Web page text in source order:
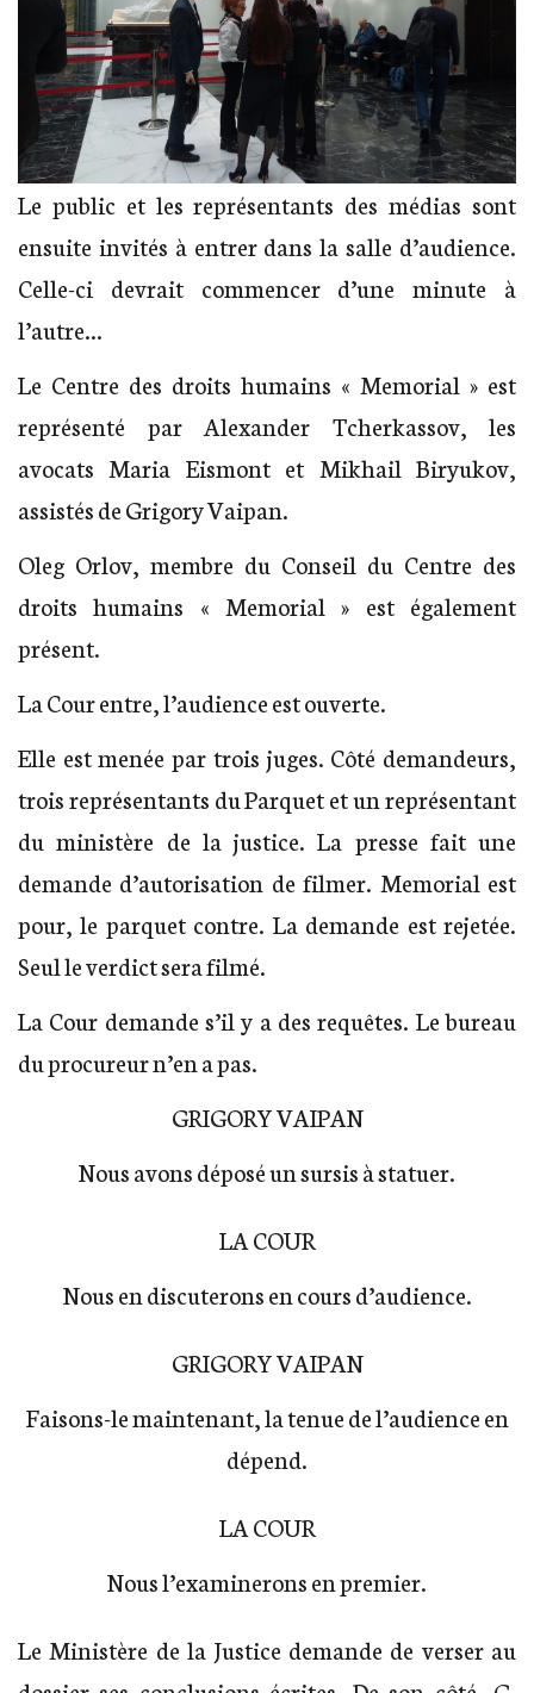
Le public et les représentants des médias sont
ensuite invités à entrer dans la salle d’audience.
Celle-ci devrait commencer d’une minute à
l’autre…
Le Centre des droits humains « Memorial » est
représenté par Alexander Tcherkassov, les
avocats Maria Eismont et Mikhail Biryukov,
assistés de Grigory Vaipan.
Oleg Orlov, membre du Conseil du Centre des
droits humains « Memorial » est également
présent.
La Cour entre, l’audience est ouverte.
Elle est menée par trois juges. Côté demandeurs,
trois représentants du Parquet et un représentant
du ministère de la justice. La presse fait une
demande d’autorisation de filmer. Memorial est
pour, le parquet contre. La demande est rejetée.
Seul le verdict sera filmé.
La Cour demande s’il y a des requêtes. Le bureau
du procureur n’en a pas.
GRIGORY VAIPAN
Nous avons déposé un sursis à statuer.
LA COUR
Nous en discuterons en cours d’audience.
GRIGORY VAIPAN
Faisons-le maintenant, la tenue de l’audience en
dépend.
LA COUR
Nous l’examinerons en premier.
Le Ministère de la Justice demande de verser au